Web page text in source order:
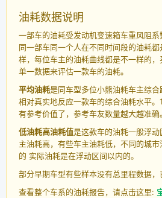
油耗数据说明
一部车的油耗受发动机变速箱车重风阻系
同一部车同一个人在不同时间段的油耗
样，每位车主的油耗曲线都是不一样的
单一数据来评估一款车的油耗。
平均油耗是同车型多位小熊油耗车主综
相对真实地反应一款车的综合油耗水平
有参考价值了，参考车友数量越大越准确。
低油耗高油耗值是这款车的油耗一般浮
主油耗高，有些车主油耗低，不同的城
的 实际油耗是在浮动区间以内的。
部分早期车型有些样本没有总里程数据，
查看整个车系的油耗报告，请点击这里: